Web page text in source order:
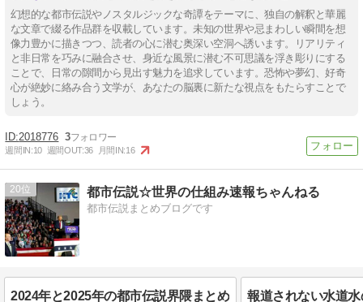
幻想的な都市伝説やノスタルジックな奇譚をテーマに、独自の解釈と華麗
な文章で綴る作品群を収載しています。未知の世界や忌まわしい瞬間を想
像力豊かに描きつつ、読者の心に潜む奥深い空洞へ誘います。リアリティ
と非日常を巧みに融合させ、身近な風景に潜む不可思議を浮き彫りにする
ことで、日常の隙間から見出す魅力を追求しています。恐怖や夢幻、好奇
心が絶妙に絡み合う文学が、あなたの脳裏に新たな視点をもたらすことで
しょう。
2018776 3
週間IN:10 週間OUT:36 月間IN:16
20 都市伝説☆世界の仕組み速報ちゃんねる
都市伝説まとめブログです
2024年と2025年の都市伝説界隈まとめ 報道されない水道